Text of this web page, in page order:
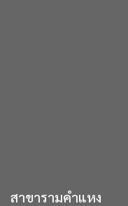
สาขารามคำแหง